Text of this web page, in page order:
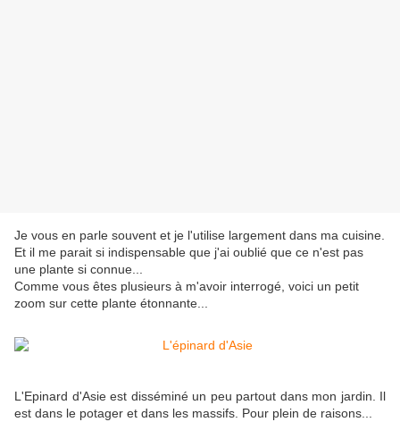
Je vous en parle souvent et je l'utilise largement dans ma cuisine.
Et il me parait si indispensable que j'ai oublié que ce n'est pas
une plante si connue...
Comme vous êtes plusieurs à m'avoir interrogé, voici un petit
zoom sur cette plante étonnante...
L'Epinard d'Asie est disséminé un peu partout dans mon jardin. Il
est dans le potager et dans les massifs. Pour plein de raisons...